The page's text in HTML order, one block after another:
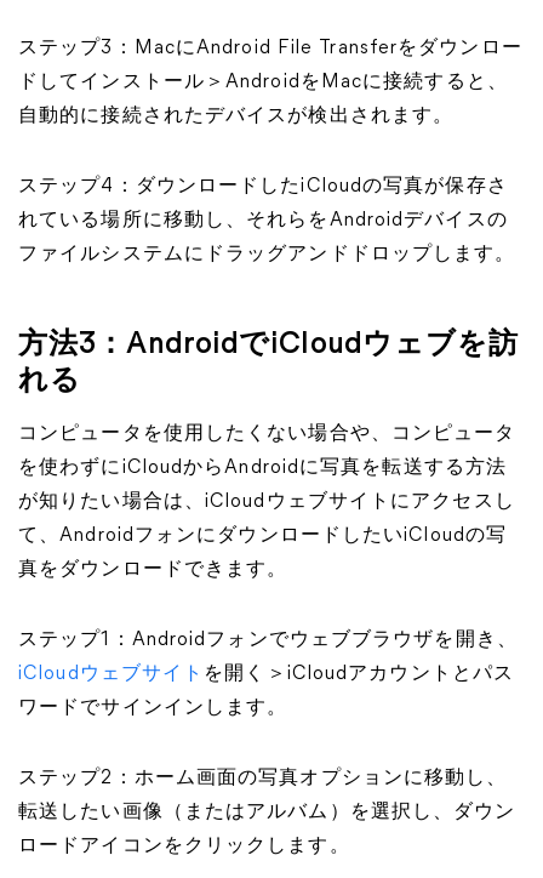
ステップ3：MacにAndroid File Transferをダウンロー
ドしてインストール＞AndroidをMacに接続すると、
自動的に接続されたデバイスが検出されます。
ステップ4：ダウンロードしたiCloudの写真が保存さ
れている場所に移動し、それらをAndroidデバイスの
ファイルシステムにドラッグアンドドロップします。
方法3：AndroidでiCloudウェブを訪
れる
コンピュータを使用したくない場合や、コンピュータ
を使わずにiCloudからAndroidに写真を転送する方法
が知りたい場合は、iCloudウェブサイトにアクセスし
て、AndroidフォンにダウンロードしたいiCloudの写
真をダウンロードできます。
ステップ1：Androidフォンでウェブブラウザを開き、
iCloudウェブサイト を開く＞iCloudアカウントとパス
ワードでサインインします。
ステップ2：ホーム画面の写真オプションに移動し、
転送したい画像（またはアルバム）を選択し、ダウン
ロードアイコンをクリックします。